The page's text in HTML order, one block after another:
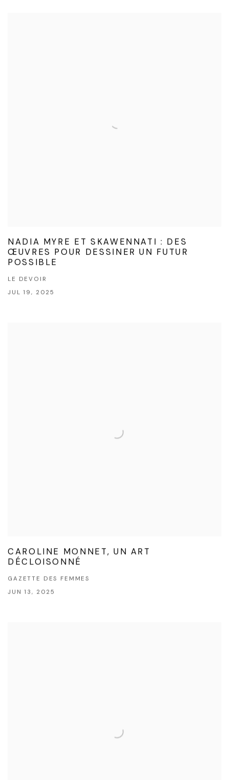
NADIA MYRE ET SKAWENNATI : DES
ŒUVRES POUR DESSINER UN FUTUR
POSSIBLE
LE DEVOIR
JUL 19, 2025
CAROLINE MONNET, UN ART
DÉCLOISONNÉ
GAZETTE DES FEMMES
JUN 13, 2025